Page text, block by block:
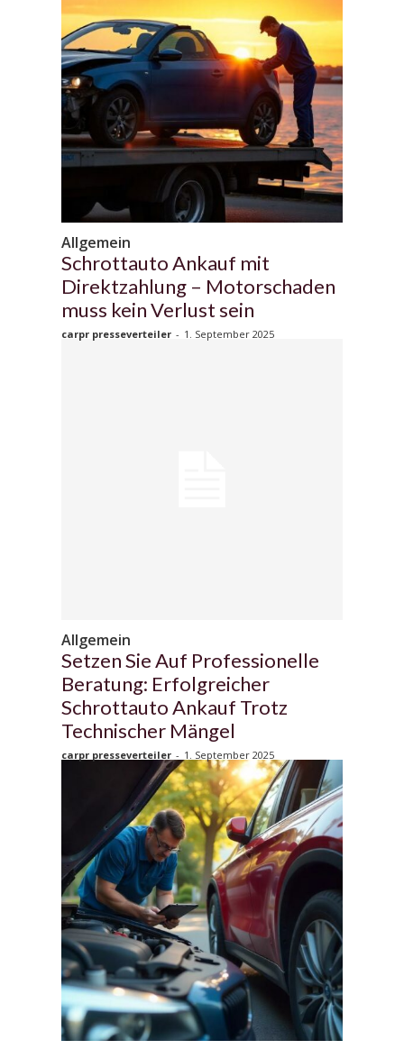
Allgemein
Schrottauto Ankauf mit
Direktzahlung – Motorschaden
muss kein Verlust sein
carpr presseverteiler - 1. September 2025
Allgemein
Setzen Sie Auf Professionelle
Beratung: Erfolgreicher
Schrottauto Ankauf Trotz
Technischer Mängel
carpr presseverteiler - 1. September 2025